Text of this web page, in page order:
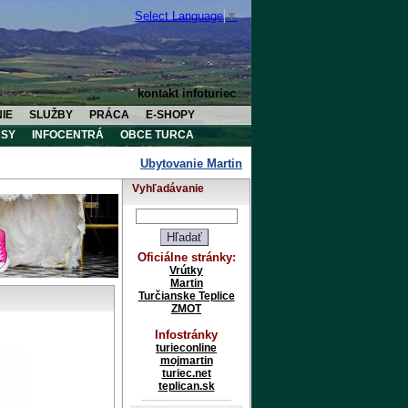
Select Language ▼
kontakt infoturiec
SLUŽBY PRÁCA
E-SHOPY
INFOCENTRÁ OBCE TURCA
Ubytovanie Martin
Vyhľadávanie
Oficiálne stránky:
Vrútky
Martin
Turčianske Teplice
ZMOT
Infostránky
turieconline
mojmartin
turiec.net
teplican.sk
---------------------------------